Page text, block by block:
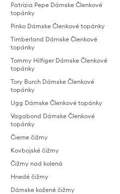
Patrizia Pepe Dámske Členkové
topánky
Pinko Dámske Členkové topánky
Timberland Dámske Členkové
topánky
Tommy Hilfiger Dámske Členkové
topánky
Tory Burch Dámske Členkové
topánky
Ugg Dámske Členkové topánky
Vagabond Dámske Členkové
topánky
Čierne čižmy
Kovbojské čižmy
Čižmy nad kolená
Hnedé čižmy
Dámske kožené čižmy